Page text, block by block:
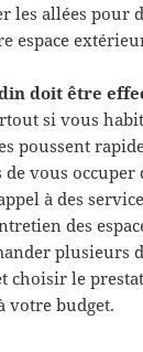
les allées pour
espace
doit être
si vous
poussent
de vous occuper
à des
des
plusieurs
choisir le
votre budget.